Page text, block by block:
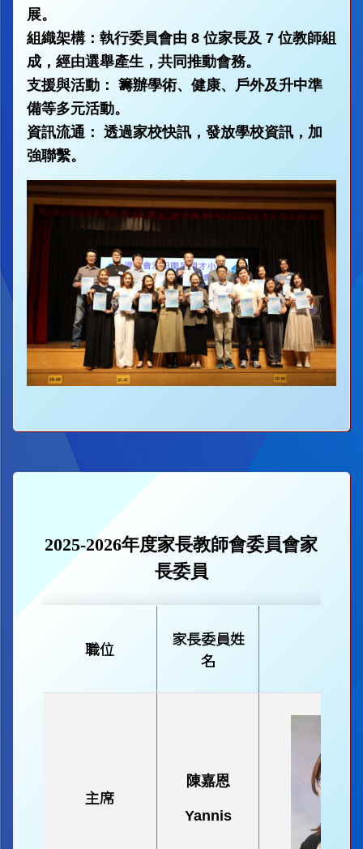
展。
組織架構：執行委員會由 8 位家長及 7 位教師組
成，經由選舉產生，共同推動會務。
支援與活動： 籌辦學術、健康、戶外及升中準
備等多元活動。
資訊流通： 透過家校快訊，發放學校資訊，加
強聯繫。
2025-2026年度家長教師會委員會家
長委員
職位
家長委員姓
名
主席
陳嘉恩
Yannis